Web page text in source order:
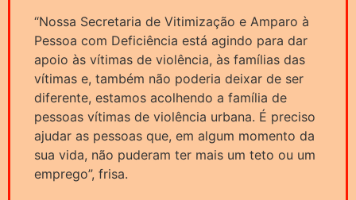
“Nossa Secretaria de Vitimização e Amparo à
Pessoa com Deficiência está agindo para dar
apoio às vítimas de violência, às famílias das
vítimas e, também não poderia deixar de ser
diferente, estamos acolhendo a família de
pessoas vítimas de violência urbana. É preciso
ajudar as pessoas que, em algum momento da
sua vida, não puderam ter mais um teto ou um
emprego”, frisa.